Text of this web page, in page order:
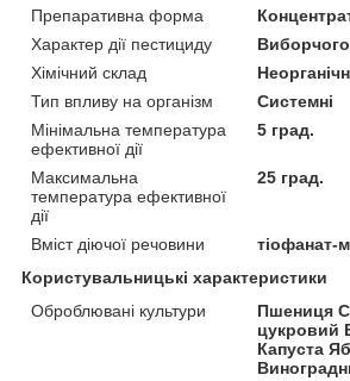
Препаративна форма
Характер дії пестициду
Виборчого
Хімічний склад
Тип впливу на організм
Системні
Мінімальна температура
ефективної дії
5 град.
Максимальна
температура ефективної
дії
25 град.
Вміст діючої речовини
тіофанат-
Користувальницькі характеристики
Оброблювані культури
Пшениця
цукровий
Капуста